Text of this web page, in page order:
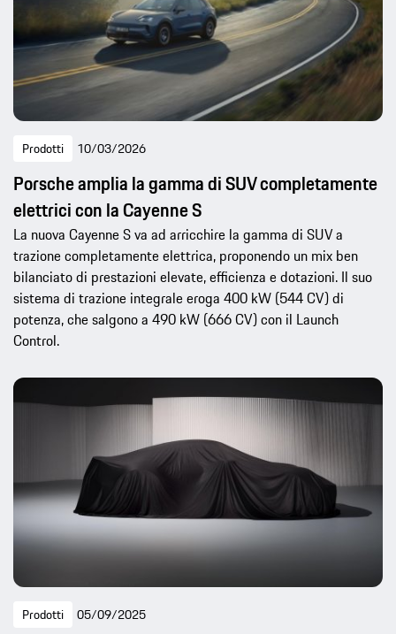
Prodotti 10/03/2026
Porsche amplia la gamma di SUV completamente
elettrici con la Cayenne S
La nuova Cayenne S va ad arricchire la gamma di SUV a
trazione completamente elettrica, proponendo un mix ben
bilanciato di prestazioni elevate, efficienza e dotazioni. Il suo
sistema di trazione integrale eroga 400 kW (544 CV) di
potenza, che salgono a 490 kW (666 CV) con il Launch
Control.
Prodotti 05/09/2025